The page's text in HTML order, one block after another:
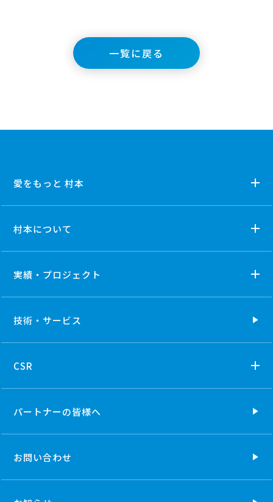
一覧に戻る
愛をもっと 村本
村本について
実績・プロジェクト
技術・ サービス
CSR
パートナーの皆様へ
お問い合わせ